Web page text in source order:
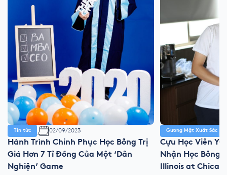
Tin tức 02/09/2023
Hành Trình Chinh Phục Học Bổng Trị
Giá Hơn 7 Tỉ Đồng Của Một ‘Dân
Nghiện’ Game
Gương Mặt Xuất Sắc
Cựu Học Viên
Nhận Học Bổng
Illinois at